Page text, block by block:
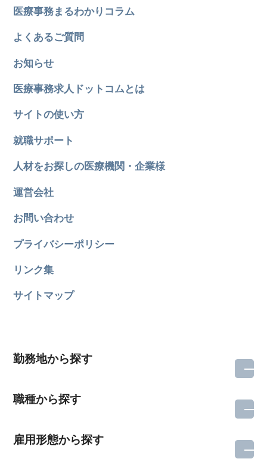
医療事務まるわかりコラム
よくあるご質問
お知らせ
医療事務求人ドットコムとは
サイトの使い方
就職サポート
人材をお探しの医療機関・企業様
運営会社
お問い合わせ
プライバシーポリシー
リンク集
サイトマップ
勤務地から探す
職種から探す
雇用形態から探す